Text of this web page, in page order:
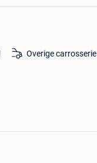
Overige carrosserie